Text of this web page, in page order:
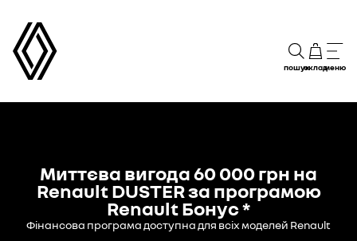
пошукскладменю
Миттєва вигода 60 000 грн на
Renault DUSTER за програмою
Renault Бонус *
Фінансова програма доступна для всіх моделей Renault